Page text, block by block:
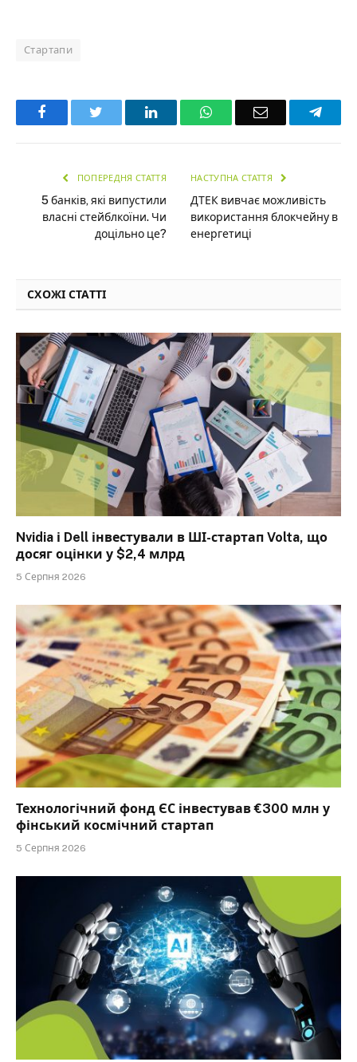
Стартапи
Facebook LinkedInWhatsAppEmail
ПОПЕРЕДНЯ СТАТТЯ
5 банків, які випустили
власні стейблкоїни. Чи
доцільно це?
НАСТУПНА СТАТТЯ
ДТЕК вивчає можливість
використання блокчейну в
енергетиці
СХОЖІ СТАТТІ
Nvidia і Dell інвестували в ШІ-стартап Volta, що
досяг оцінки у $2,4 млрд
5 Серпня 2026
Технологічний фонд ЄС інвестував €300 млн у
фінський космічний стартап
5 Серпня 2026